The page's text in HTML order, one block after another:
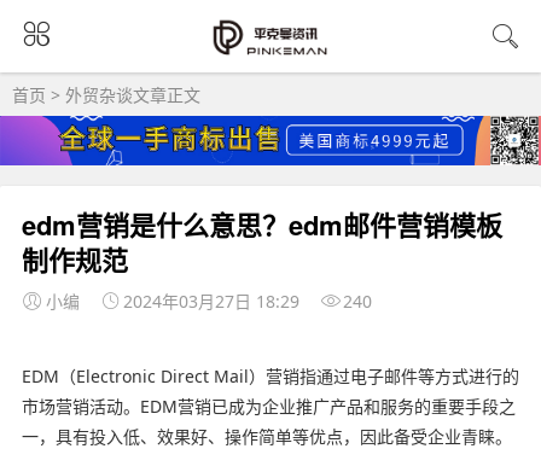
首页 > 外贸杂谈文章正文
edm营销是什么意思？edm邮件营销模板
制作规范
小编 2024年03月27日 18:29 240
EDM（Electronic Direct Mail）营销指通过电子邮件等方式进行的
市场营销活动。EDM营销已成为企业推广产品和服务的重要手段之
一，具有投入低、效果好、操作简单等优点，因此备受企业青睐。